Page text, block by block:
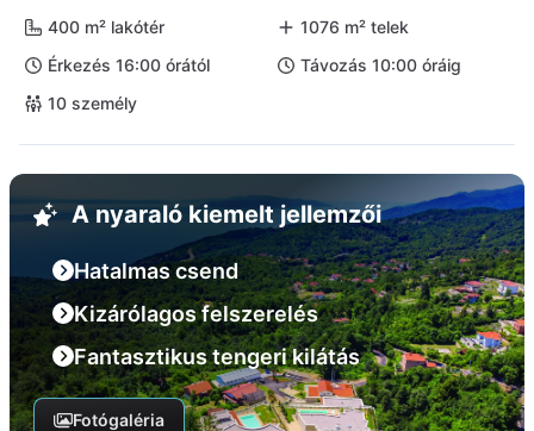
400 m² lakótér
1076 m² telek
Érkezés 16:00 órától
Távozás 10:00 óráig
10 személy
A nyaraló kiemelt jellemzői
Hatalmas csend
Kizárólagos felszerelés
Fantasztikus tengeri kilátás
Fotógaléria